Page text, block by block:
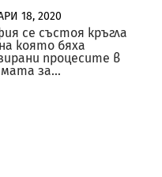
18, 2020
се състоя кръгла
която бяха
процесите в
за...